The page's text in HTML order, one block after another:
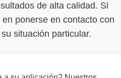
de alta calidad. Si
ponerse en contacto con
situación particular.